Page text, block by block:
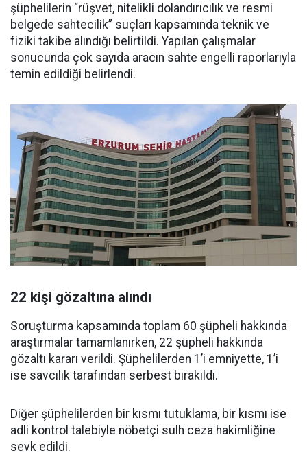
şüphelilerin “rüşvet, nitelikli dolandırıcılık ve resmi
belgede sahtecilik” suçları kapsamında teknik ve
fiziki takibe alındığı belirtildi. Yapılan çalışmalar
sonucunda çok sayıda aracın sahte engelli raporlarıyla
temin edildiği belirlendi.
22 kişi gözaltına alındı
Soruşturma kapsamında toplam 60 şüpheli hakkında
araştırmalar tamamlanırken, 22 şüpheli hakkında
gözaltı kararı verildi. Şüphelilerden 1’i emniyette, 1’i
ise savcılık tarafından serbest bırakıldı.
Diğer şüphelilerden bir kısmı tutuklama, bir kısmı ise
adli kontrol talebiyle nöbetçi sulh ceza hakimliğine
sevk edildi.